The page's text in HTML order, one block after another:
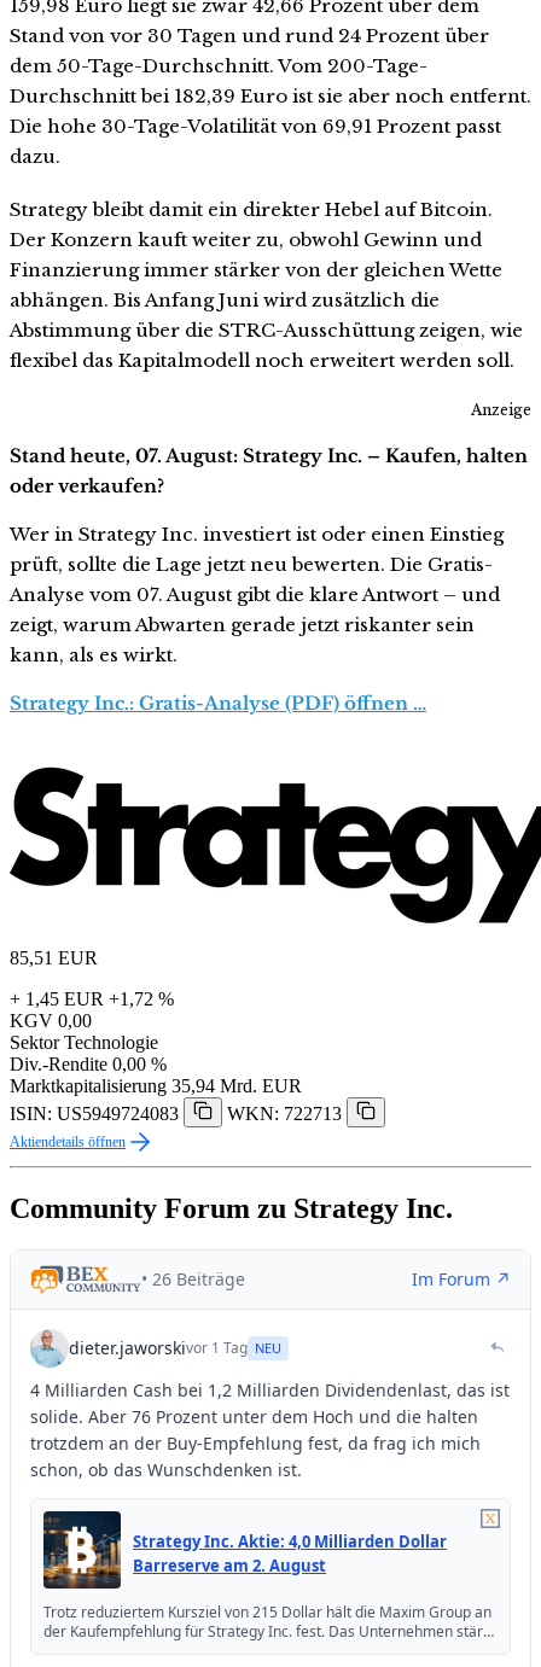
159,98 Euro liegt sie zwar 42,66 Prozent über dem
Stand von vor 30 Tagen und rund 24 Prozent über
dem 50-Tage-Durchschnitt. Vom 200-Tage-
Durchschnitt bei 182,39 Euro ist sie aber noch entfernt.
Die hohe 30-Tage-Volatilität von 69,91 Prozent passt
dazu.
Strategy bleibt damit ein direkter Hebel auf Bitcoin.
Der Konzern kauft weiter zu, obwohl Gewinn und
Finanzierung immer stärker von der gleichen Wette
abhängen. Bis Anfang Juni wird zusätzlich die
Abstimmung über die STRC-Ausschüttung zeigen, wie
flexibel das Kapitalmodell noch erweitert werden soll.
Anzeige
Stand heute, 07. August: Strategy Inc. – Kaufen, halten
oder verkaufen?
Wer in Strategy Inc. investiert ist oder einen Einstieg
prüft, sollte die Lage jetzt neu bewerten. Die Gratis-
Analyse vom 07. August gibt die klare Antwort – und
zeigt, warum Abwarten gerade jetzt riskanter sein
kann, als es wirkt.
Strategy Inc.: Gratis-Analyse (PDF) öffnen …
85,51 EUR
+ 1,45 EUR +1,72 %
KGV 0,00
Sektor Technologie
Div.-Rendite 0,00 %
Marktkapitalisierung 35,94 Mrd. EUR
ISIN: US5949724083
WKN: 722713
Aktiendetails öffnen
Community Forum zu Strategy Inc.